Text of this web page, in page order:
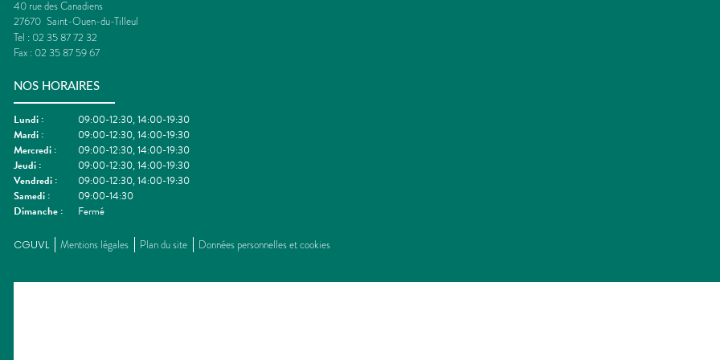
40 rue des Canadiens
27670 Saint-Ouen-du-Tilleul
Tel : 02 35 87 72 32
Fax : 02 35 87 59 67
NOS HORAIRES
Lundi :
09:00-12:30, 14:00-19:30
Mardi :
09:00-12:30, 14:00-19:30
Mercredi :
09:00-12:30, 14:00-19:30
Jeudi :
09:00-12:30, 14:00-19:30
Vendredi :
09:00-12:30, 14:00-19:30
Samedi :
09:00-14:30
Dimanche : Fermé
CGUVL Mentions légales Plan du site Données personnelles et cookies